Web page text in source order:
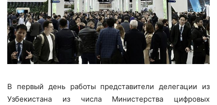
В первый день работы представители делегации из
Узбекистана из числа Министерства цифровых